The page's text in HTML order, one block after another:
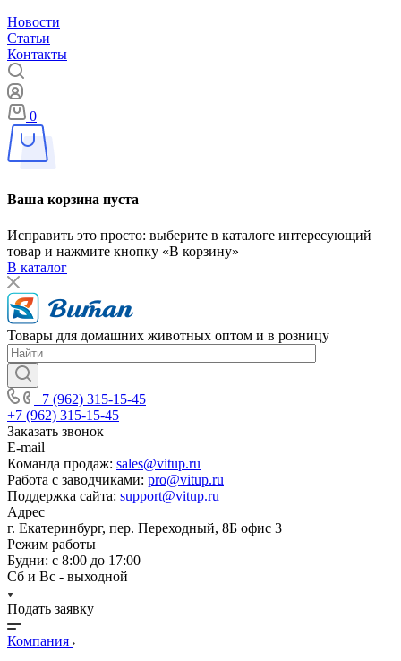
Новости
Статьи
Контакты
0
Ваша корзина пуста
Исправить это просто: выберите в каталоге интересующий
товар и нажмите кнопку «В корзину»
В каталог
Товары для домашних животных оптом и в розницу
+7 (962) 315-15-45
+7 (962) 315-15-45
Заказать звонок
E-mail
Команда продаж: sales@vitup.ru
Работа с заводчиками: pro@vitup.ru
Поддержка сайта: support@vitup.ru
Адрес
г. Екатеринбург, пер. Переходный, 8Б офис 3
Режим работы
Будни: с 8:00 до 17:00
Сб и Вс - выходной
Подать заявку
Компания